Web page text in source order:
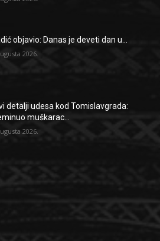
objavio: Danas je deveti dan u...
2026.
detalji udesa kod Tomislavgrada:
muškarac...
2026.